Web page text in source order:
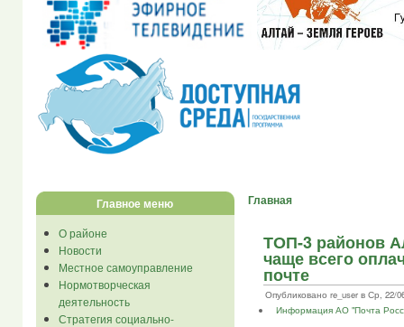
Главное меню
О районе
Новости
Местное самоуправление
Нормотворческая
деятельность
Стратегия социально-
Главная
ТОП-3 районов
чаще всего
почте
Опубликовано re_user в Ср, 22/
Информация АО "Почта